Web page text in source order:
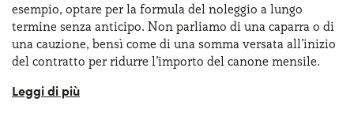
esempio, optare per la formula del noleggio a lungo
termine senza anticipo. Non parliamo di una caparra o di
una cauzione, bensì come di una somma versata all’inizio
del contratto per ridurre l’importo del canone mensile.
Insomma, l’anticipo non crea in automatico un vantaggio